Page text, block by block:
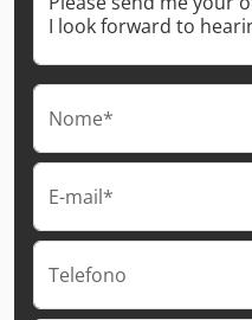
Nome*
E-mail*
Telefono